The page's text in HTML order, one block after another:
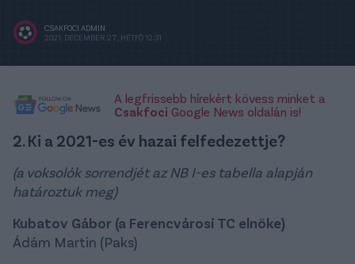
CSAKFOCI ADMIN
2021. DECEMBER 27., HÉTFŐ 12:31
A legfrissebb hírekért kövess minket a
Csakfoci Google News oldalán is!
2. Ki a 2021-es év hazai felfedezettje?
(a voksolók sorrendjét az NB I-es tabella alapján
határoztuk meg)
Kubatov Gábor (a Ferencvárosi TC elnöke)
Ádám Martin (Paks)